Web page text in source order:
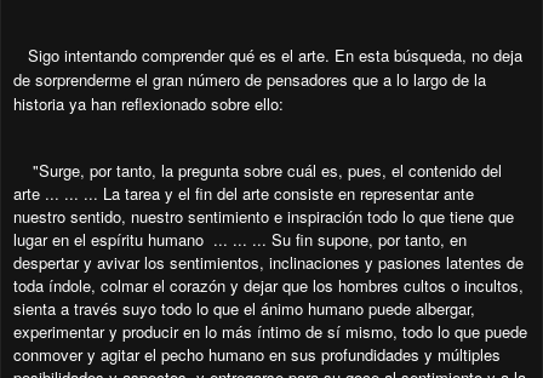
Sigo intentando comprender qué es el arte. En esta búsqueda, no deja
de sorprenderme el gran número de pensadores que a lo largo de la
historia ya han reflexionado sobre ello:
"Surge, por tanto, la pregunta sobre cuál es, pues, el contenido del
arte ... ... ... La tarea y el fin del arte consiste en representar ante
nuestro sentido, nuestro sentimiento e inspiración todo lo que tiene que
lugar en el espíritu humano ... ... ... Su fin supone, por tanto, en
despertar y avivar los sentimientos, inclinaciones y pasiones latentes de
toda índole, colmar el corazón y dejar que los hombres cultos o incultos,
sienta a través suyo todo lo que el ánimo humano puede albergar,
experimentar y producir en lo más íntimo de sí mismo, todo lo que puede
conmover y agitar el pecho humano en sus profundidades y múltiples